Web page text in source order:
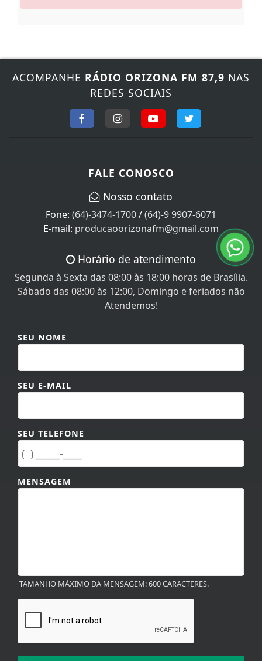
ACOMPANHE RÁDIO ORIZONA FM 87,9 NAS
REDES SOCIAIS
FALE CONOSCO
Nosso contato
Fone: (64)-3474-1700/(64)-9 9907-6071
E-mail: producaoorizonafm@gmail.com
Horário de atendimento
Segunda à Sexta das 08:00 às 18:00 horas de Brasília.
Sábado das 08:00 às 12:00, Domingo e feriados não
Atendemos!
SEU NOME
SEU E-MAIL
SEU TELEFONE
MENSAGEM
TAMANHO MÁXIMO DA MENSAGEM: 600 CARACTERES.